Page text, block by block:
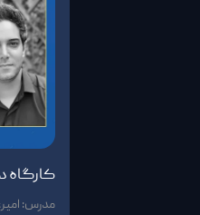
کارگاه
مدرس: